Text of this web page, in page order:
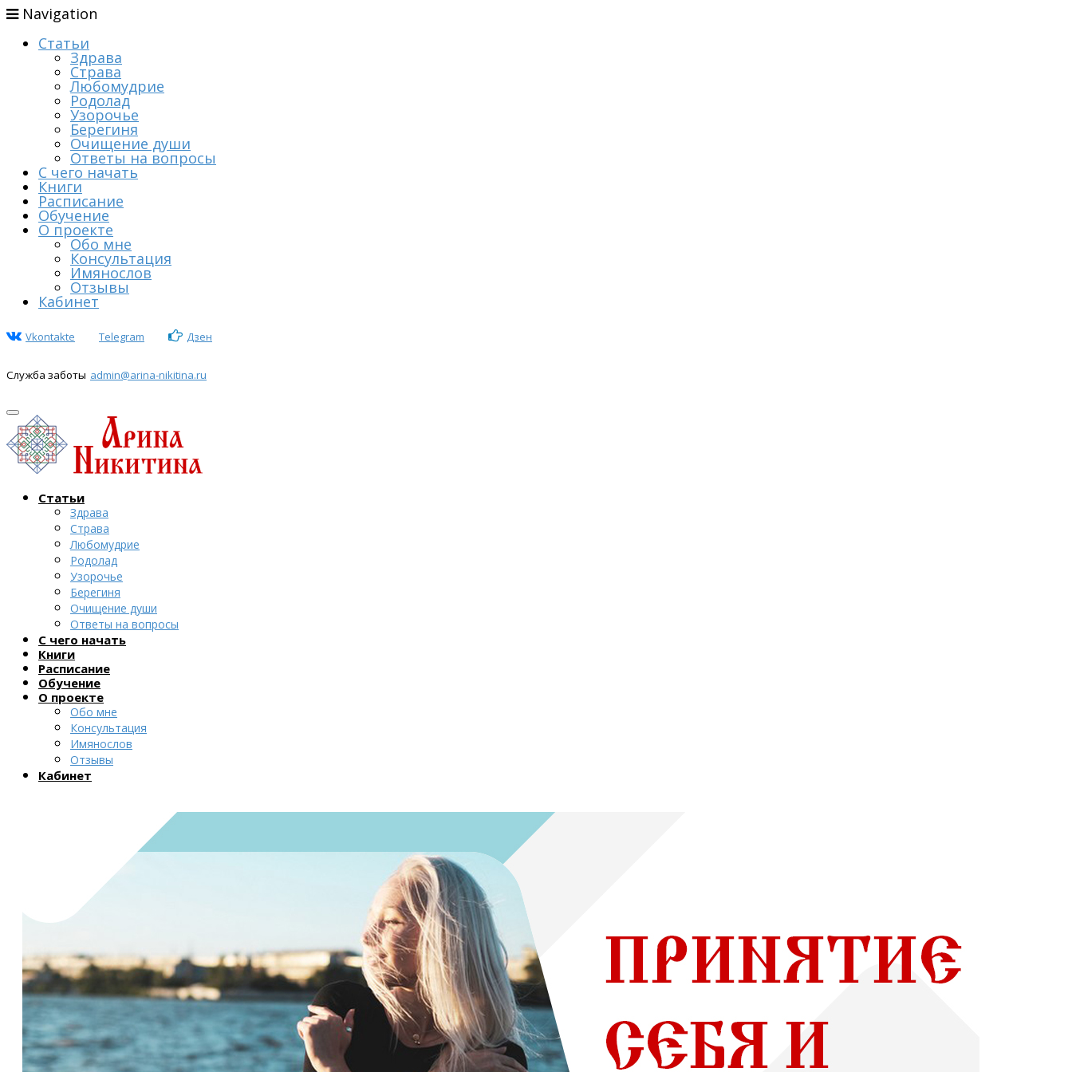
Navigation
Статьи
Здрава
Страва
Любомудрие
Родолад
Узорочье
Берегиня
Очищение души
Ответы на вопросы
С чего начать
Книги
Расписание
Обучение
О проекте
Обо мне
Консультация
Имянослов
Отзывы
Кабинет
Vkontakte Telegram Дзен
Служба заботы admin@arina-nikitina.ru
Статьи
Здрава
Страва
Любомудрие
Родолад
Узорочье
Берегиня
Очищение души
Ответы на вопросы
С чего начать
Книги
Расписание
Обучение
О проекте
Обо мне
Консультация
Имянослов
Отзывы
Кабинет